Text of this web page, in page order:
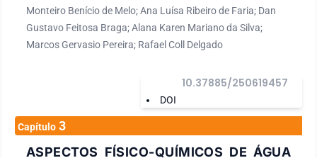
Monteiro Benício de Melo; Ana Luísa Ribeiro de Faria; Dan
Gustavo Feitosa Braga; Alana Karen Mariano da Silva;
Marcos Gervasio Pereira; Rafael Coll Delgado
DOI
10.37885/250619457
Capítulo 3
ASPECTOS FÍSICO-QUÍMICOS DE ÁGUA